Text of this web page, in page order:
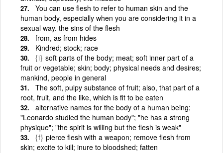
You can use flesh to refer to human skin and the
human body, especially when you are considering it in a
sexual way. the sins of the flesh
from, as from hides
Kindred; stock; race
{i} soft parts of the body; meat; soft inner part of a
fruit or vegetable; skin; body; physical needs and desires;
mankind, people in general
The soft, pulpy substance of fruit; also, that part of a
root, fruit, and the like, which is fit to be eaten
alternative names for the body of a human being;
"Leonardo studied the human body"; "he has a strong
physique"; "the spirit is willing but the flesh is weak"
{f} pierce flesh with a weapon; remove flesh from
skin; excite to kill; inure to bloodshed; fatten